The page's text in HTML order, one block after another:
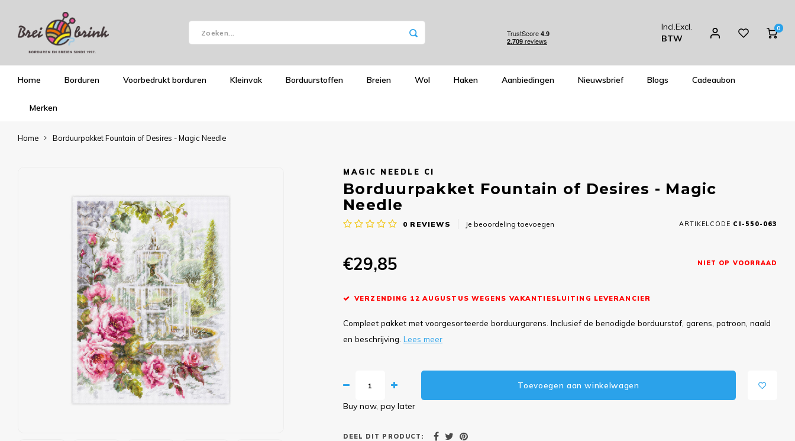
Incl.Excl.
BTW
0
Home Borduren Voorbedrukt borduren Kleinvak Borduurstoffen Breien Wol Haken Aanbiedingen Nieuwsbrief Blogs Cadeaubon
Merken
Home Borduurpakket Fountain of Desires - Magic Needle
MAGIC NEEDLE CI
Borduurpakket Fountain of Desires - Magic
Needle
0 REVIEWS Je beoordeling toevoegen ARTIKELCODE CI-550-063
€29,85 NIET OP VOORRAAD
VERZENDING 12 AUGUSTUS WEGENS VAKANTIESLUITING LEVERANCIER
Compleet pakket met voorgesorteerde borduurgarens. Inclusief de benodigde borduurstof, garens, patroon, naald
en beschrijving. Lees meer
Toevoegen aan winkelwagen
Buy now, pay later
DEEL DIT PRODUCT: